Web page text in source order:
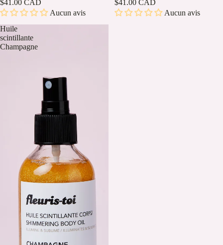
$41.00 CAD
Aucun avis
$41.00 CAD
Aucun avis
Huile
scintillante
Champagne